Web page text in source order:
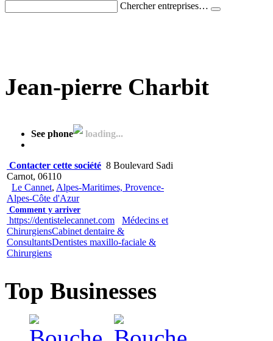
Chercher entreprises…
Jean-pierre Charbit
See phone loading...
Contacter cette société 8 Boulevard Sadi
Carnot, 06110
Le Cannet, Alpes-Maritimes, Provence-
Alpes-Côte d'Azur
Comment y arriver
https://dentistelecannet.com
Médecins et
ChirurgiensCabinet dentaire &
ConsultantsDentistes maxillo-faciale &
Chirurgiens
Top Businesses